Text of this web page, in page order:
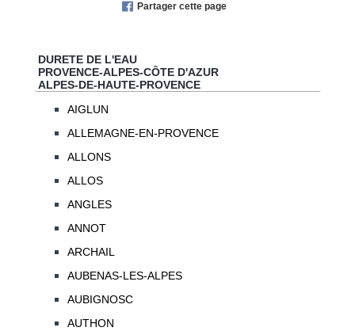
Partager cette page
DURETE DE L'EAU
PROVENCE-ALPES-CÔTE D'AZUR
ALPES-DE-HAUTE-PROVENCE
AIGLUN
ALLEMAGNE-EN-PROVENCE
ALLONS
ALLOS
ANGLES
ANNOT
ARCHAIL
AUBENAS-LES-ALPES
AUBIGNOSC
AUTHON